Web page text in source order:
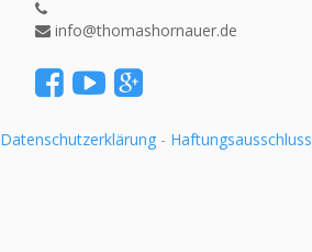
info@thomashornauer.de
Datenschutzerklärung - Haftungsausschluss